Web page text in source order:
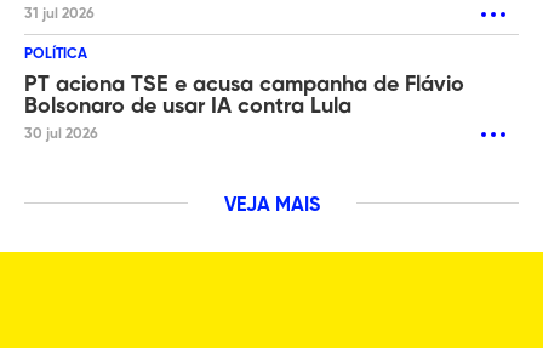
31 jul 2026
POLÍTICA
PT aciona TSE e acusa campanha de Flávio
Bolsonaro de usar IA contra Lula
30 jul 2026
VEJA MAIS